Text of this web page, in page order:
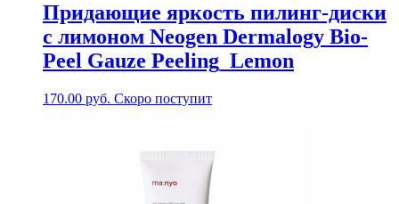
Придающие яркость пилинг-диски
с лимоном Neogen Dermalogy Bio-
Peel Gauze Peeling_Lemon
170.00 руб. Скоро поступит